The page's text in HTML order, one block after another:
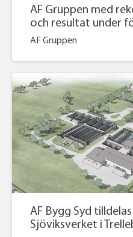
AF Gruppen med
och resultat under
AF Gruppen
AF Bygg Syd
Sjöviksverket i